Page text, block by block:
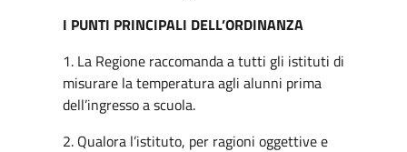
I PUNTI PRINCIPALI DELL’ORDINANZA
1. La Regione raccomanda a tutti gli istituti di
misurare la temperatura agli alunni prima
dell’ingresso a scuola.
2. Qualora l’istituto, per ragioni oggettive e